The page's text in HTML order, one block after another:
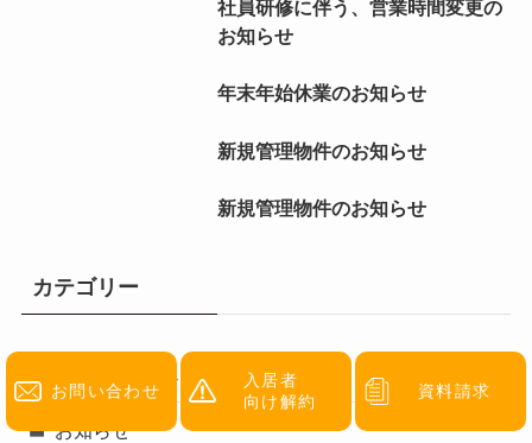
社員研修に伴う、営業時間変更の
お知らせ
年末年始休業のお知らせ
新規管理物件のお知らせ
新規管理物件のお知らせ
カテゴリー
お支払いについて
お知らせ
お問い合わせ
入居者
向け解約
資料請求